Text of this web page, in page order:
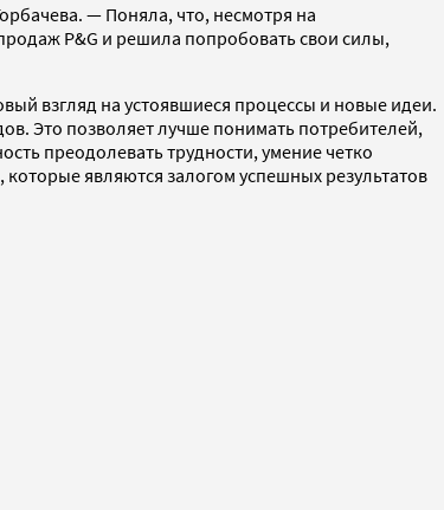
— Поняла, что, несмотря на
P&G и решила попробовать свои силы,
взгляд на устоявшиеся процессы и новые идеи.
Это позволяет лучше понимать потребителей,
преодолевать трудности, умение четко
являются залогом успешных результатов